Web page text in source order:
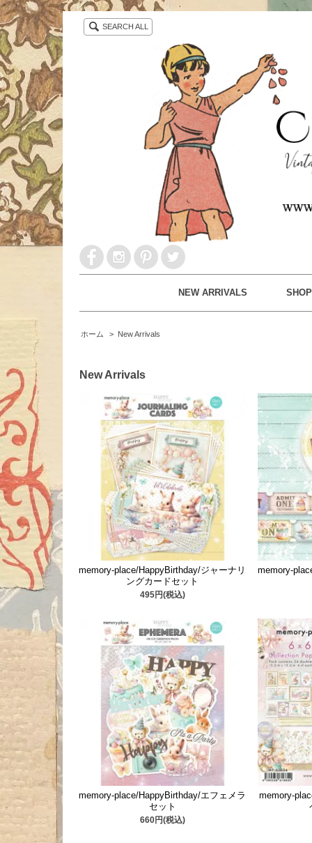
・ ・
SEARCH ALL
NEW ARRIVALS SHOP
ホーム > New Arrivals
New Arrivals
memory-place/HappyBirthday/ジャーナリ
ングカードセット
495円(税込)
memory-
memory-place/HappyBirthday/エフェメラ
セット
660円(税込)
memory-